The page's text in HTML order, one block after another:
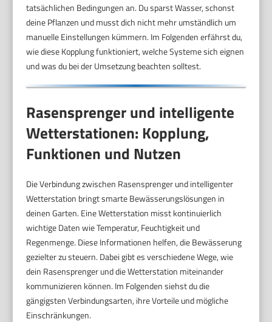
tatsächlichen Bedingungen an. Du sparst Wasser, schonst
deine Pflanzen und musst dich nicht mehr umständlich um
manuelle Einstellungen kümmern. Im Folgenden erfährst du,
wie diese Kopplung funktioniert, welche Systeme sich eignen
und was du bei der Umsetzung beachten solltest.
Rasensprenger und intelligente
Wetterstationen: Kopplung,
Funktionen und Nutzen
Die Verbindung zwischen Rasensprenger und intelligenter
Wetterstation bringt smarte Bewässerungslösungen in
deinen Garten. Eine Wetterstation misst kontinuierlich
wichtige Daten wie Temperatur, Feuchtigkeit und
Regenmenge. Diese Informationen helfen, die Bewässerung
gezielter zu steuern. Dabei gibt es verschiedene Wege, wie
dein Rasensprenger und die Wetterstation miteinander
kommunizieren können. Im Folgenden siehst du die
gängigsten Verbindungsarten, ihre Vorteile und mögliche
Einschränkungen.